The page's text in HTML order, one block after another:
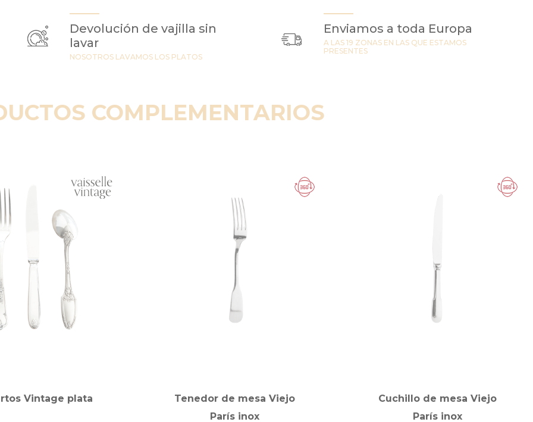
Devolución de vajilla sin
lavar
NOSOTROS LAVAMOS LOS PLATOS
Enviamos a toda Europa
A LAS 19 ZONAS EN LAS QUE ESTAMOS
PRESENTES
COMPLEMENTARIOS
Vintage plata
Tenedor de mesa Viejo
París inox
Cuchillo de mesa Viejo
París inox